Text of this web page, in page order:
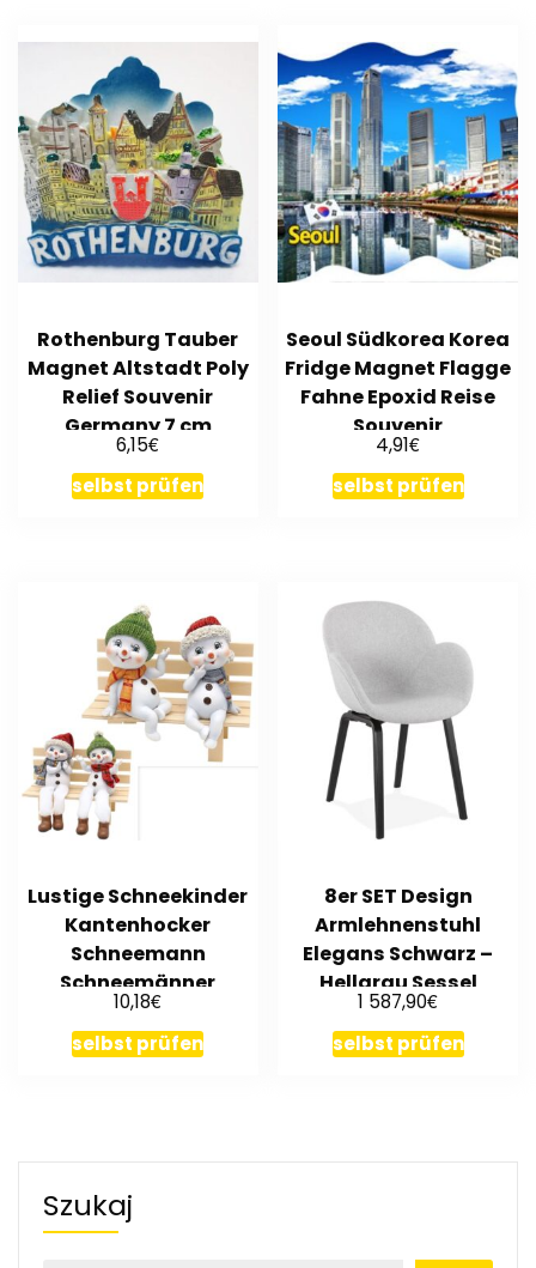
Rothenburg Tauber
Magnet Altstadt Poly
Relief Souvenir
Germany 7 cm
6,15€
selbst prüfen
Seoul Südkorea Korea
Fridge Magnet Flagge
Fahne Epoxid Reise
Souvenir
4,91€
selbst prüfen
Lustige Schneekinder
Kantenhocker
Schneemann
Schneemänner
Polyresin-Figur Bank
10,18€
selbst prüfen
8er SET Design
Armlehnenstuhl
Elegans Schwarz –
Hellgrau Sessel
Esszimmerstuhl Stuhl
1 587,90€
selbst prüfen
Szukaj